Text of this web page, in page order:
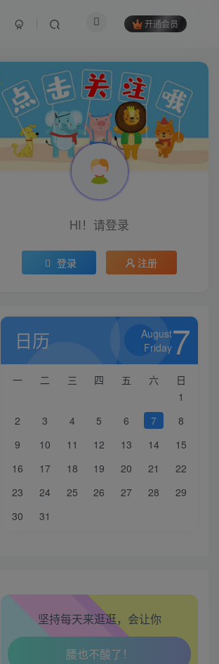
开通会员
HI！请登录
登录 注册
日历
August
Friday7
一 二 三 四 五 六
日
1
2
3 4 5 6 7
8
9
10 11 12 13 14
15
16
17 18 19 20 21
22
23
24 25 26 27 28
29
30
31
坚持每天来逛逛，会让你
走路也有劲了！
腿也不痛了！